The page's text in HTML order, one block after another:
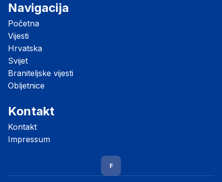
Navigacija
Početna
Vijesti
Hrvatska
Svijet
Braniteljske vijesti
Obljetnice
Kontakt
Kontakt
Impressum
F